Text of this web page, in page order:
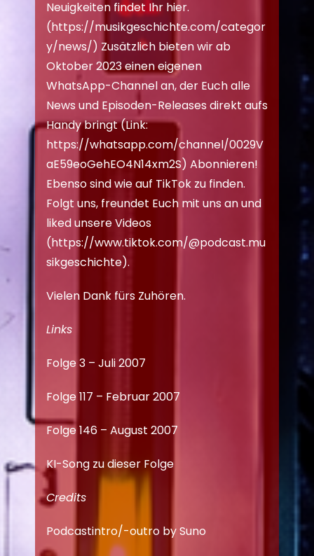
Neuigkeiten findet Ihr hier.
(https://musikgeschichte.com/categor
y/news/) Zusätzlich bieten wir ab
Oktober 2023 einen eigenen
WhatsApp-Channel an, der Euch alle
News und Episoden-Releases direkt aufs
Handy bringt (Link:
https://whatsapp.com/channel/0029V
aE59eoGehEO4N14xm2S) Abonnieren!
Ebenso sind wie auf TikTok zu finden.
Folgt uns, freundet Euch mit uns an und
liked unsere Videos
(https://www.tiktok.com/@podcast.mu
sikgeschichte).
Vielen Dank fürs Zuhören.
Links
Folge 3 – Juli 2007
Folge 117 – Februar 2007
Folge 146 – August 2007
KI-Song zu dieser Folge
Credits
Podcastintro/-outro by Suno